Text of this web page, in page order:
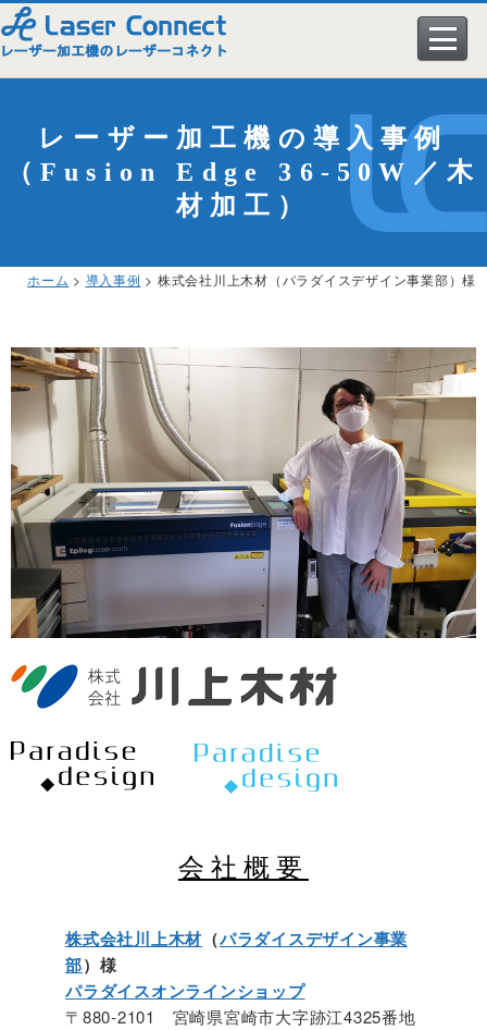
レーザー加工機一覧
エピログのオプション
スペシャル動画特集
よくある質問
メーカー
▼ エピログレーザー社
▼ KERN社
KERNレーザー製品一覧
▼ LASER LIFE社
LASER LIFE製品一覧
▼ HGTECH社
HGTECHレーザー製品一覧
HG-FARLEY(切断用)
▼ bodor社
導入事例
レーザー加工ビジネス
学校への導入実績
カスタマイズ（特注）
一覧
アクリル
木材
ゴム
石材
金属（Co2）
金属（ファイバー）
ユーザーサポート
ユーザーサポート一覧
トラブルシューティング
アフターサポート
ドライバダウンロード
製品マニュアル
メンテナンス方法
会社概要
本社・事業所案内
事業内容
企業理念
レーザー加工機の導入事例
（Fusion Edge 36-50W／木
材加工）
ホーム > 導入事例 > 株式会社川上木材（パラダイスデザイン事業部）様
会社概要
株式会社川上木材 （パラダイスデザイン事業
部）様
パラダイスオンラインショップ
〒880-2101 宮崎県宮崎市大字跡江4325番地